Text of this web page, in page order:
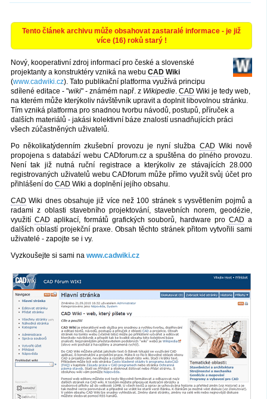
Tento článek archivu může obsahovat zastaralé informace - je již
více (16) roků starý !
Nový, kooperativní zdroj informací pro české a slovenské
projektanty a konstruktéry vzniká na webu CAD Wiki
(www.cadwiki.cz). Tato publikační platforma využívá principu
sdílené editace - "wiki" - známém např. z Wikipedie. CAD Wiki je tedy web,
na kterém může kterýkoliv návštěvník upravit a doplnit libovolnou stránku.
Tím vzniká platforma pro snadnou tvorbu návodů, postupů, příruček a
dalších materiálů - jakási kolektivní báze znalostí usnadňujících práci
všech zúčastněných uživatelů.
Po několikatýdenním zkušební provozu je nyní služba CAD Wiki nově
propojena s databází webu CADforum.cz a spuštěna do plného provozu.
Není tak již nutná ruční registrace a kterýkoliv ze stávajících 28.000
registrovaných uživatelů webu CADforum může přímo využít svůj účet pro
přihlášení do CAD Wiki a doplnění jejího obsahu.
CAD Wiki dnes obsahuje již více než 100 stránek s vysvětlením pojmů a
radami z oblasti stavebního projektování, stavebních norem, geodézie,
využití CAD aplikací, formátů grafických souborů, hardware proCAD a
dalších oblastí projekční praxe. Obsah těchto stránek přitom vytvořili sami
uživatelé - zapojte se i vy.
Vyzkoušejte si sami na www.cadwiki.cz